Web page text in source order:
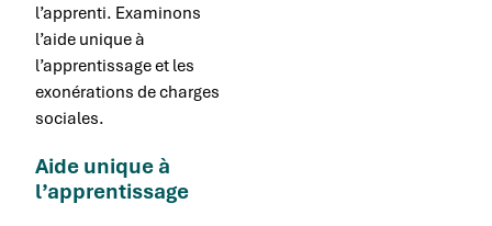
l’apprenti. Examinons
l’aide unique à
l’apprentissage et les
exonérations de charges
sociales.
Aide unique à
l’apprentissage